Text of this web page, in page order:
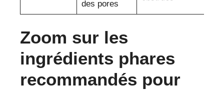
des pores
Zoom sur les
ingrédients phares
recommandés pour